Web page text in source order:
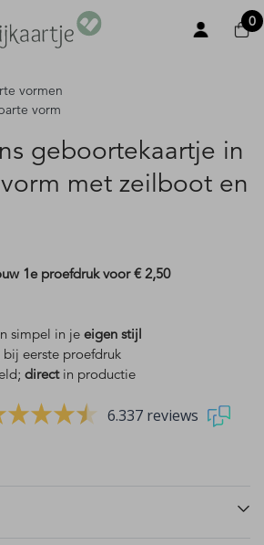
0
vormen
vorm
geboortekaartje in
met zeilboot en
1e proefdruk voor€ 2,50
simpel in je eigen stijl
eerste proefdruk
directin productie
6.337 reviews